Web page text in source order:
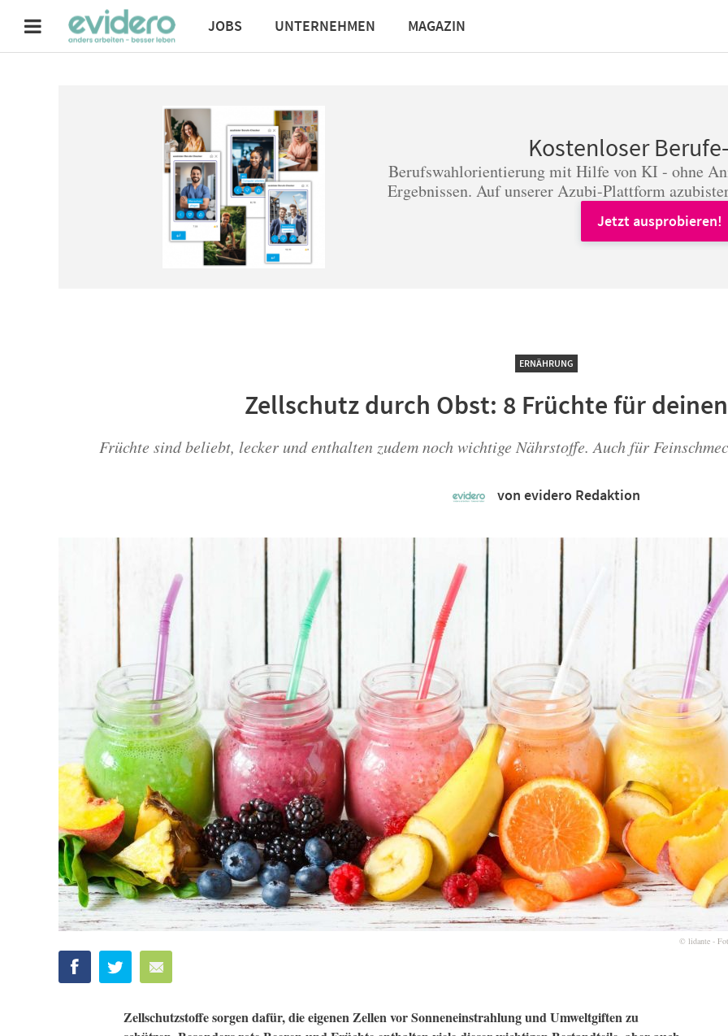
JOBS UNTERNEHMEN MAGAZIN
Kostenloser
Berufswahlorientierung mit Hilfe von KI - ohne
Ergebnissen. Auf unserer Azubi-Plattform
Jetzt ausprobieren!
ERNÄHRUNG
Zellschutz durch Obst: 8 Früchte für
Früchte sind beliebt, lecker und enthalten zudem noch wichtige Nährstoffe. Auch für
von evidero Redaktion
© lidante -
Zellschutzstoffe sorgen dafür, die eigenen Zellen vor Sonneneinstrahlung und Umweltgiften zu